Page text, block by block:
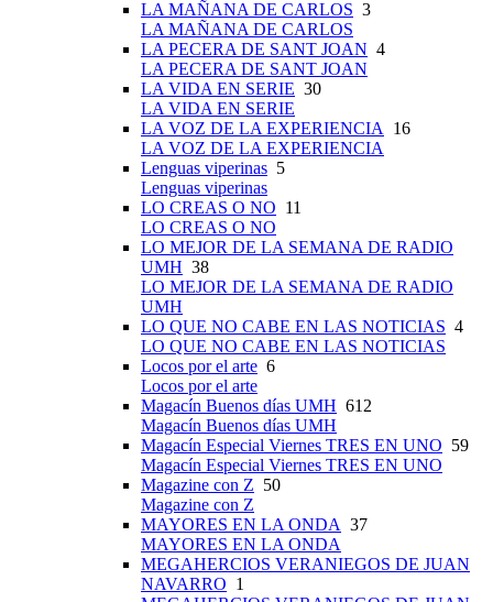
LA MAÑANA DE CARLOS 3
LA MAÑANA DE CARLOS
LA PECERA DE SANT JOAN 4
LA PECERA DE SANT JOAN
LA VIDA EN SERIE 30
LA VIDA EN SERIE
LA VOZ DE LA EXPERIENCIA
16
LA VOZ DE LA EXPERIENCIA
Lenguas viperinas 5
Lenguas viperinas
LO CREAS O NO 11
LO CREAS O NO
LO MEJOR DE LA SEMANA DE RADIO
UMH 38
LO MEJOR DE LA SEMANA DE RADIO
UMH
LO QUE NO CABE EN LAS NOTICIAS 4
LO QUE NO CABE EN LAS NOTICIAS
Locos por el arte 6
Locos por el arte
Magacín Buenos días UMH 612
Magacín Buenos días UMH
Magacín Especial Viernes TRES EN UNO 59
Magacín Especial Viernes TRES EN UNO
Magazine con Z 50
Magazine con Z
MAYORES EN LA ONDA 37
MAYORES EN LA ONDA
MEGAHERCIOS VERANIEGOS DE JUAN
NAVARRO 1